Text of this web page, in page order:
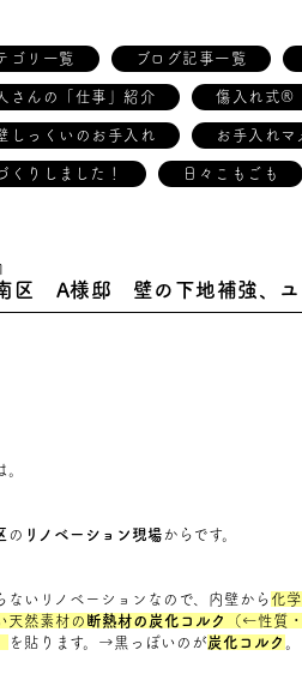
ゴリ一覧 ブログ記事一覧
さんの「仕事」紹介 傷入れ式®
しっくいのお手入れ お手入れマ
くりしました！ 日々こもごも
区 A様邸 壁の下地補強、ユ
の リノベーション現場 からです。
ないリノベーションなので、内壁から 化
天然素材の 断熱材の炭化コルク （←性質
を貼ります。→黒っぽいのが炭化コルク 。